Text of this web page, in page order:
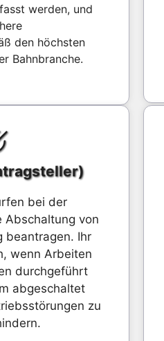
werden, und
den höchsten
Bahnbranche.
bei der
Abschaltung von
beantragen. Ihr
wenn Arbeiten
durchgeführt
abgeschaltet
zu